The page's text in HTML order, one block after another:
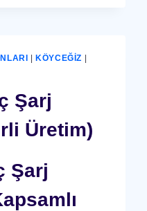
KÖYCEĞIZ
Şarj
Üretim)
Şarj